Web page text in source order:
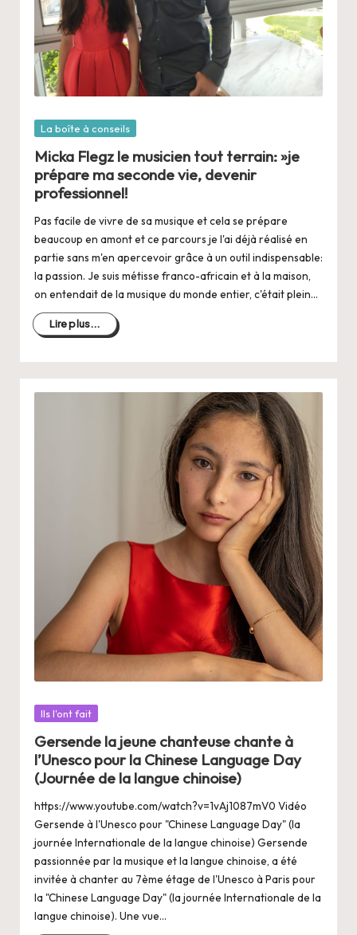
Posté
La boîte à conseils
Micka Flegz le musicien tout terrain: »je
prépare ma seconde vie, devenir
professionnel!
Pas facile de vivre de sa musique et cela se prépare
beaucoup en amont et ce parcours je l'ai déjà réalisé en
partie sans m'en apercevoir grâce à un outil indispensable:
la passion. Je suis métisse franco-africain et à la maison,
on entendait de la musique du monde entier, c'était plein…
Lire plus...
Posté
Ils l'ont fait
Gersende la jeune chanteuse chante à
l’Unesco pour la Chinese Language Day
(Journée de la langue chinoise)
https://www.youtube.com/watch?v=1vAj1087mV0 Vidéo
Gersende à l'Unesco pour "Chinese Language Day" (la
journée Internationale de la langue chinoise) Gersende
passionnée par la musique et la langue chinoise, a été
invitée à chanter au 7ème étage de l'Unesco à Paris pour
la "Chinese Language Day" (la journée Internationale de la
langue chinoise). Une vue…